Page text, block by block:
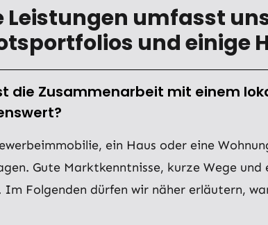
Leistungen umfasst
und einige
die Zusammenarbeit mit einem
ein Haus oder eine
Gute Marktkenntnisse, kurze Wege
Im Folgenden dürfen wir näher erläutern,